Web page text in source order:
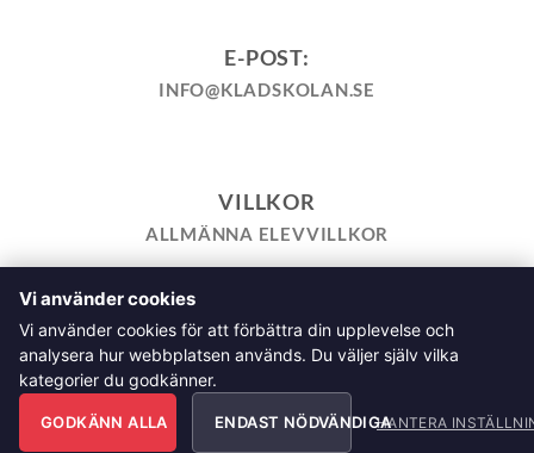
E-POST:
INFO@KLADSKOLAN.SE
VILLKOR
ALLMÄNNA ELEVVILLKOR
TILL KASSAN VARUKORG
HEMSIDEPOLICY
COOKIEPOLICY
INTEGRITETSPOLICY
ALLMÄNNA FRÅGOR OM VÅRA KURSER I SÖMNAD OCH
TILLSKÄRNING
Klädskolan Sverige AB, Åsgatan 35, 791 71 Falun Copyright
Vi använder cookies
Vi använder cookies för att förbättra din upplevelse och
analysera hur webbplatsen används. Du väljer själv vilka
kategorier du godkänner.
GODKÄNN ALLA ENDAST NÖDVÄNDIGAHANTERA